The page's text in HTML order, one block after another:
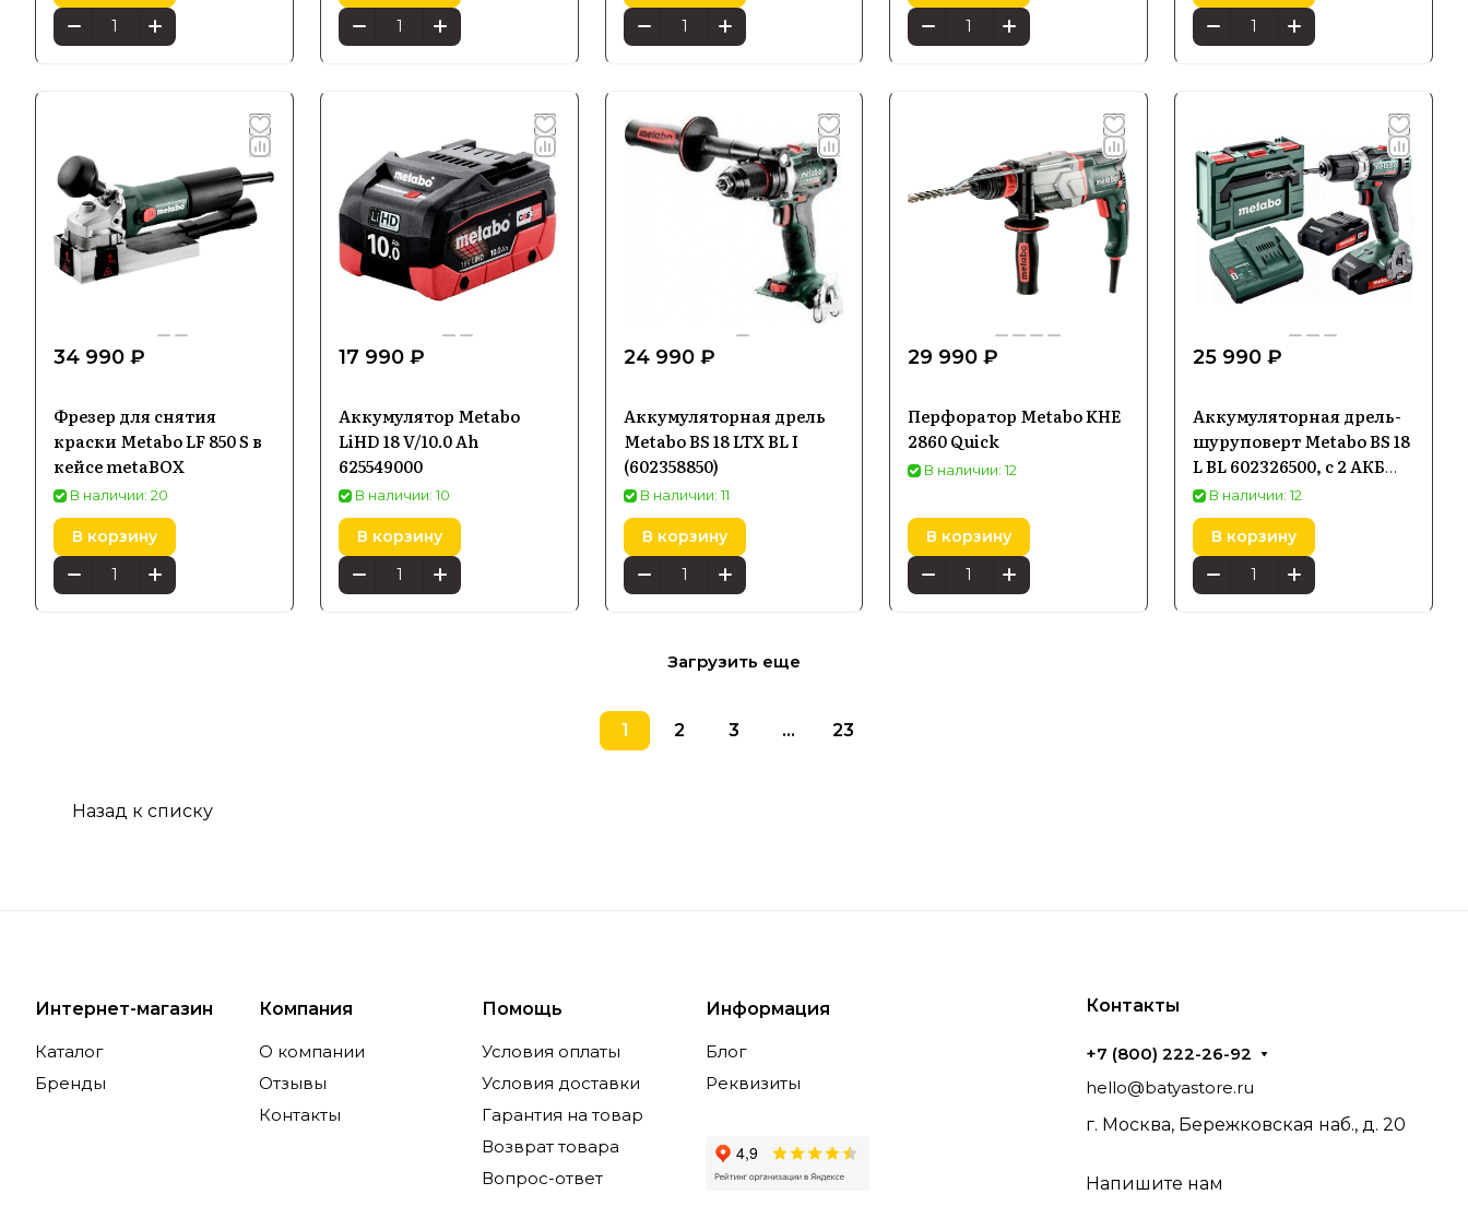
34 990 ₽
Фрезер для снятия
краски Metabo LF 850 S в
кейсе metaBOX
В наличии: 20
В корзину
17 990 ₽
Аккумулятор Metabo
LiHD 18 V/10.0 Ah
625549000
В наличии: 10
В корзину
24 990 ₽
Аккумуляторная дрель
Metabo BS 18 LTX BL I
(602358850)
В наличии: 11
В корзину
29 990 ₽
Перфоратор Metabo KHE
2860 Quick
В наличии: 12
В корзину
25 990 ₽
Аккумуляторная дрель-
шуруповерт Metabo BS 18
L BL 602326500, с 2 АКБ
18V/2.0Ah, ЗУ, кейс
В наличии: 12
В корзину
Загрузить еще
1 2 3 ... 23
Назад к списку
Интернет-магазин
Каталог
Бренды
Компания
О компании
Отзывы
Контакты
Помощь
Условия оплаты
Условия доставки
Гарантия на товар
Возврат товара
Вопрос-ответ
Информация
Блог
Реквизиты
Контакты
+7 (800) 222-26-92
hello@batyastore.ru
г. Москва, Бережковская наб., д. 20
Напишите нам